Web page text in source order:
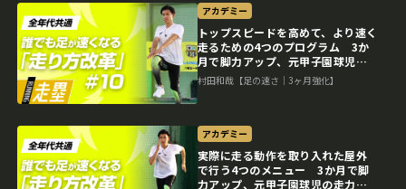
アカデミー
トップスピードを高めて、より速く
走るための4つのプログラム 3か
月で脚力アップ、元甲子園球児の
走力向上メソッド
村田和哉【足の速さ｜3ヶ月強化】
アカデミー
実際に走る動作を取り入れた屋外
で行う4つのメニュー 3か月で脚
力アップ、元甲子園球児の走力向